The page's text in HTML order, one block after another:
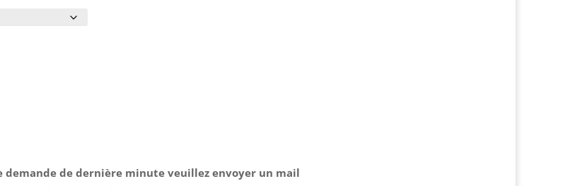
demande de dernière minute veuillez envoyer un mail